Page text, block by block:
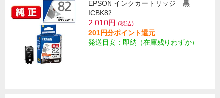
EPSON インクカートリッジ 黒
ICBK82
2,010円 (税込)
201円分ポイント還元
発送目安：即納（在庫残りわずか）